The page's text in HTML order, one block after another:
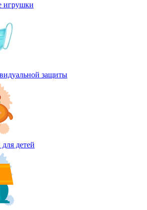
игрушки
защиты
детей